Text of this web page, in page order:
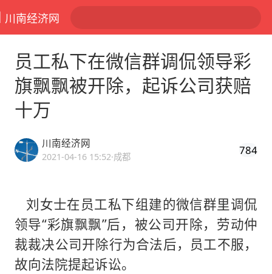
川南经济网
员工私下在微信群调侃领导彩
旗飘飘被开除，起诉公司获赔
十万
川南经济网
2021-04-16 15:52·成都 784
刘女士在员工私下组建的微信群里调侃
领导“彩旗飘飘”后，被公司开除，劳动仲
裁裁决公司开除行为合法后，员工不服，
故向法院提起诉讼。